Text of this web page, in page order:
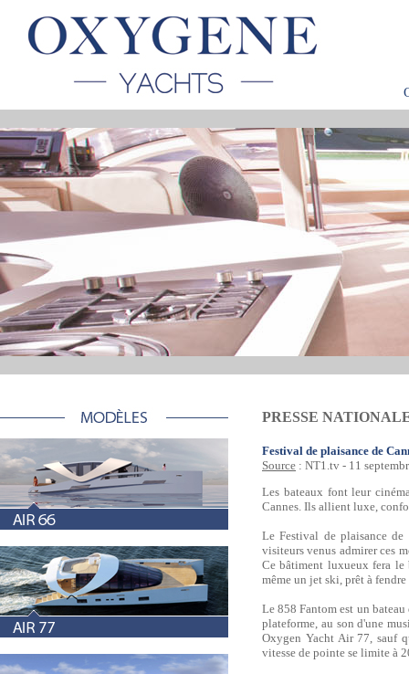
PRESSE
Festival de plaisance de
Source : NT1.tv - 11
Les bateaux font leur
Cannes. Ils allient luxe,
Le Festival de plaisance
visiteurs venus admirer ces
Ce bâtiment luxueux fera le
même un jet ski, prêt à
Le 858 Fantom est un
plateforme, au son d'une
Oxygen Yacht Air 77, sauf
vitesse de pointe se limite à